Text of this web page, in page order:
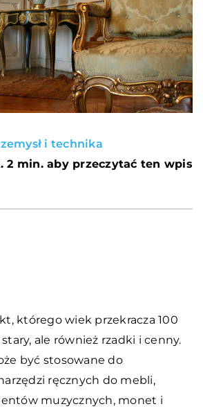
i technika
2 min. aby przeczytać ten wpis
którego wiek przekracza 100
ale również rzadki i cenny.
być stosowane do
ręcznych do mebli,
muzycznych, monet i